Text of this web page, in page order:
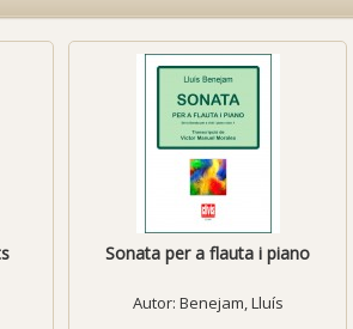
Sonata per a flauta i piano
Autor: Benejam, Lluís